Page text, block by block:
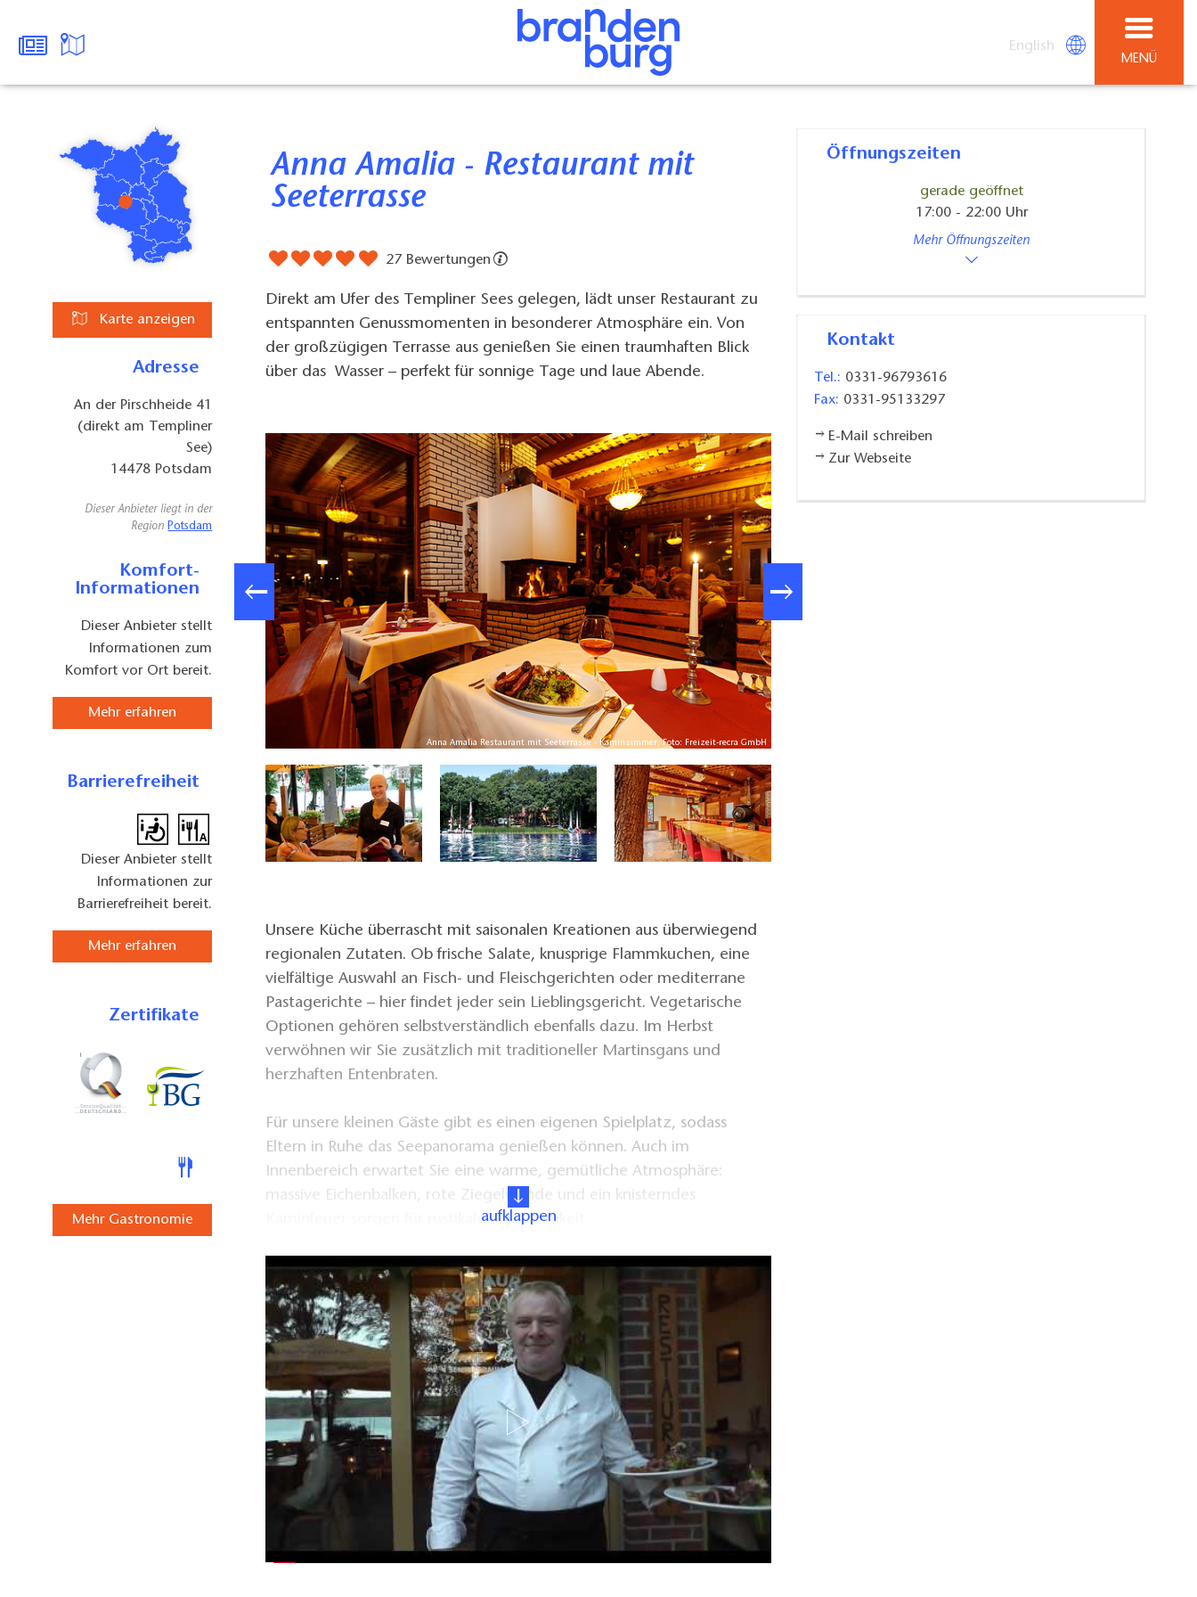
English
MENÜ
Karte anzeigen
Adresse
An der Pirschheide 41
(direkt am Templiner
See)
14478 Potsdam
Dieser Anbieter liegt in der
Region Potsdam
Komfort-
Informationen
Dieser Anbieter stellt
Informationen zum
Komfort vor Ort bereit.
Mehr erfahren
Barrierefreiheit
Dieser Anbieter stellt
Informationen zur
Barrierefreiheit bereit.
Mehr erfahren
Zertifikate
Mehr Gastronomie
Anna Amalia - Restaurant mit
Seeterrasse
27 Bewertungen
Direkt am Ufer des Templiner Sees gelegen, lädt unser Restaurant zu
entspannten Genussmomenten in besonderer Atmosphäre ein. Von
der großzügigen Terrasse aus genießen Sie einen traumhaften Blick
über das Wasser – perfekt für sonnige Tage und laue Abende.
Anna Amalia Restaurant mit Seeterrasse - Kaminzimmer, Foto: Freizeit-recra GmbH
Unsere Küche überrascht mit saisonalen Kreationen aus überwiegend
regionalen Zutaten. Ob frische Salate, knusprige Flammkuchen, eine
vielfältige Auswahl an Fisch- und Fleischgerichten oder mediterrane
Pastagerichte – hier findet jeder sein Lieblingsgericht. Vegetarische
Optionen gehören selbstverständlich ebenfalls dazu. Im Herbst
verwöhnen wir Sie zusätzlich mit traditioneller Martinsgans und
herzhaften Entenbraten.
Für unsere kleinen Gäste gibt es einen eigenen Spielplatz, sodass
Eltern in Ruhe das Seepanorama genießen können. Auch im
Innenbereich erwartet Sie eine warme, gemütliche Atmosphäre:
massive Eichenbalken, rote Ziegelwände und ein knisterndes
Kaminfeuer sorgen für rustikale Behaglichkeit.
Unsere Räumlichkeiten bieten Platz für Feiern, Veranstaltungen und
gemütliche Zusammenkünfte:
zwei separate Räume für jeweils bis zu 30 Personen
ein großer Saal für bis zu 70 Gäste
Alle Räume können individuell für Ihre Veranstaltung reserviert werden.
aufklappen
Öffnungszeiten
gerade geöffnet
17:00 - 22:00 Uhr
Mehr Öffnungszeiten
Kontakt
Tel.: 0331-96793616
Fax: 0331-95133297
E-Mail schreiben
Zur Webseite